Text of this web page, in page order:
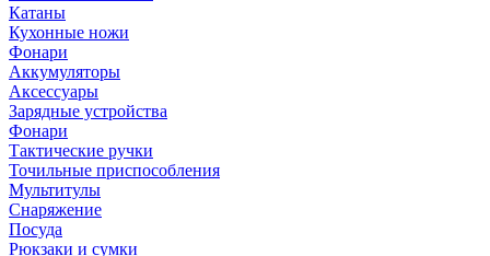
Катаны
Кухонные ножи
Фонари
Аккумуляторы
Аксессуары
Зарядные устройства
Фонари
Тактические ручки
Точильные приспособления
Мультитулы
Снаряжение
Посуда
Рюкзаки и сумки